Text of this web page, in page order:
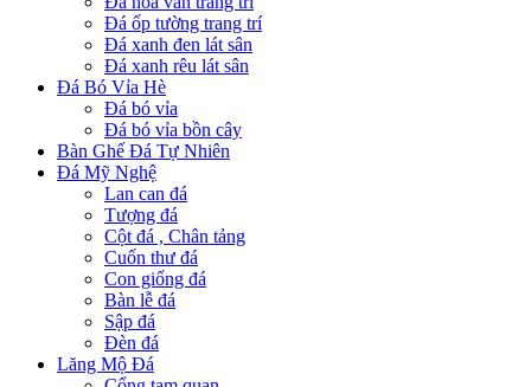
Đá ốp tường trang trí
Đá xanh đen lát sân
Đá xanh rêu lát sân
Đá Bó Vỉa Hè
Đá bó vỉa
Đá bó vỉa bồn cây
Bàn Ghế Đá Tự Nhiên
Đá Mỹ Nghệ
Lan can đá
Tượng đá
Cột đá , Chân tảng
Cuốn thư đá
Con giống đá
Bàn lễ đá
Sập đá
Đèn đá
Lăng Mộ Đá